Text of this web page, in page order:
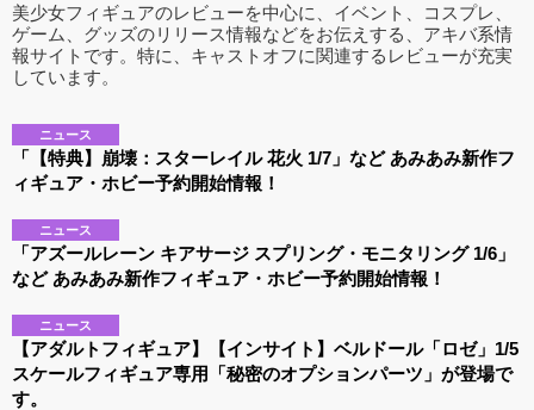
美少女フィギュアのレビューを中心に、イベント、コスプレ、
ゲーム、グッズのリリース情報などをお伝えする、アキバ系情
報サイトです。特に、キャストオフに関連するレビューが充実
しています。
ニュース
「【特典】崩壊：スターレイル 花火 1/7」など あみあみ新作フ
ィギュア・ホビー予約開始情報！
ニュース
「アズールレーン キアサージ スプリング・モニタリング 1/6」
など あみあみ新作フィギュア・ホビー予約開始情報！
ニュース
【アダルトフィギュア】【インサイト】ベルドール「ロゼ」1/5
スケールフィギュア専用「秘密のオプションパーツ」が登場で
す。